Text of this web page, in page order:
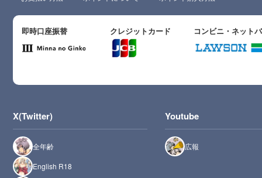
即時口座振替 クレジットカード コンビニ・ネット
X(Twitter)
全年齢
English R18
Youtube
広報